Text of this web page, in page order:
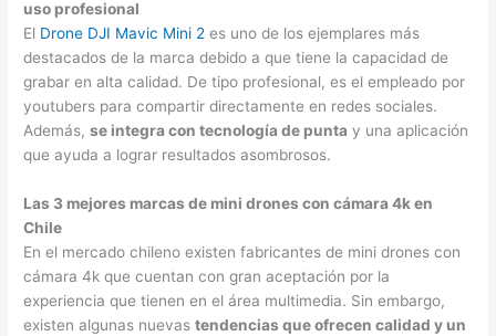
uso profesional
El Drone DJI Mavic Mini 2 es uno de los ejemplares más
destacados de la marca debido a que tiene la capacidad de
grabar en alta calidad. De tipo profesional, es el empleado por
youtubers para compartir directamente en redes sociales.
Además,se integra con tecnología de punta y una aplicación
que ayuda a lograr resultados asombrosos.
Las 3 mejores marcas de mini drones con cámara 4k en
Chile
En el mercado chileno existen fabricantes de mini drones con
cámara 4k que cuentan con gran aceptación por la
experiencia que tienen en el área multimedia. Sin embargo,
existen algunas nuevastendencias que ofrecen calidad y un